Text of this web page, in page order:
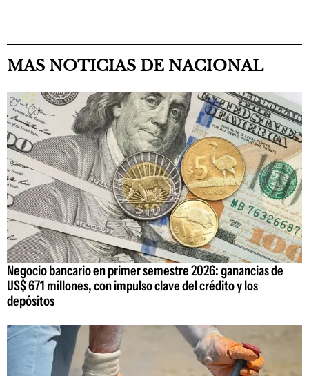
MAS NOTICIAS DE NACIONAL
Negocio bancario en primer semestre 2026: ganancias de
US$ 671 millones, con impulso clave del crédito y los
depósitos